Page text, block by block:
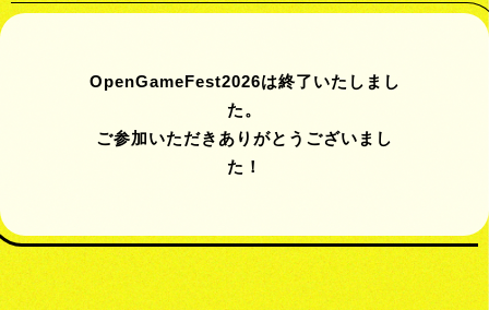
OpenGameFest2026は終了いたしまし
た。
ご参加いただきありがとうございまし
た！